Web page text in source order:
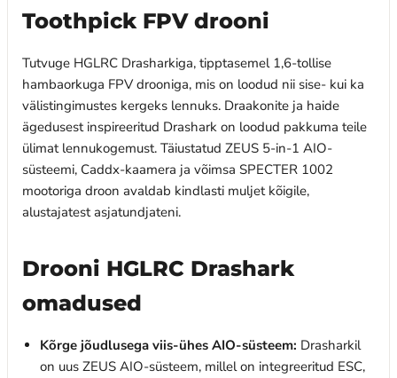
Toothpick FPV drooni
Tutvuge HGLRC Drasharkiga, tipptasemel 1,6-tollise
hambaorkuga FPV drooniga, mis on loodud nii sise- kui ka
välistingimustes kergeks lennuks. Draakonite ja haide
ägedusest inspireeritud Drashark on loodud pakkuma teile
ülimat lennukogemust. Täiustatud ZEUS 5-in-1 AIO-
süsteemi, Caddx-kaamera ja võimsa SPECTER 1002
mootoriga droon avaldab kindlasti muljet kõigile,
alustajatest asjatundjateni.
Drooni HGLRC Drashark
omadused
Kõrge jõudlusega viis-ühes AIO-süsteem: Drasharkil
on uus ZEUS AIO-süsteem, millel on integreeritud ESC,